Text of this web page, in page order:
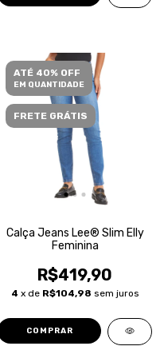
ATÉ 40% OFF
EM QUANTIDADE
FRETE GRÁTIS
Calça Jeans Lee® Slim Elly
Feminina
R$419,90
4 x de R$104,98 sem juros
COMPRAR